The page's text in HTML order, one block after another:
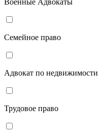
Военные Адвокаты
Семейное право
Адвокат по недвижимости
Трудовое право